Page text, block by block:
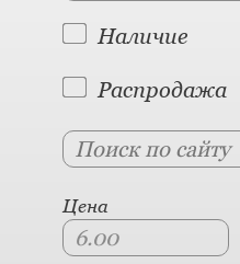
Наличие
Распродажа
Цена